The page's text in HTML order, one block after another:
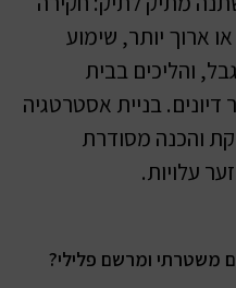
ארוך יותר, שימוע
והליכים בבית
בניית אסטרטגיה
והכנה מסודרת
עלויות.
משטרתי ומרשם פלילי?